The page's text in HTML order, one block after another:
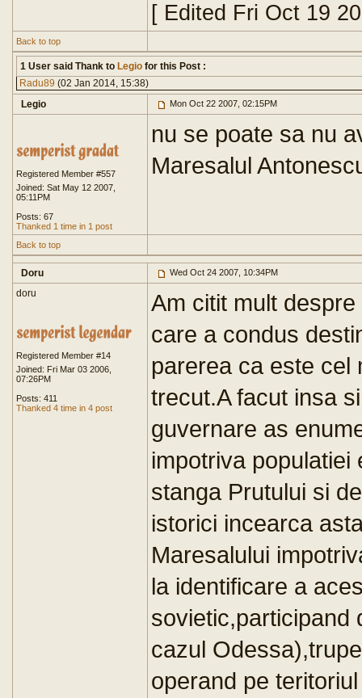
[ Edited Fri Oct 19
Back to top
1 User said Thank to Legio for this Post :
Radu89 (02 Jan 2014, 15:38)
Legio
Mon Oct 22 2007, 02:15PM
Registered Member #557
Joined: Sat May 12 2007,
05:11PM
Posts: 67
Thanked 1 time in 1 post
nu se poate sa nu
Maresalul
Back to top
Doru Wed Oct 24 2007, 10:34PM
doru
Registered Member #14
Joined: Fri Mar 03 2006,
07:26PM
Posts: 411
Thanked 4 time in 4 post
Am citit mult
care a condus
parerea ca este cel
trecut.A facut insa
guvernare as
impotriva
stanga Prutului si
istorici incearca
Maresalului
la identificare a
sovietic,participand
cazul
operand pe